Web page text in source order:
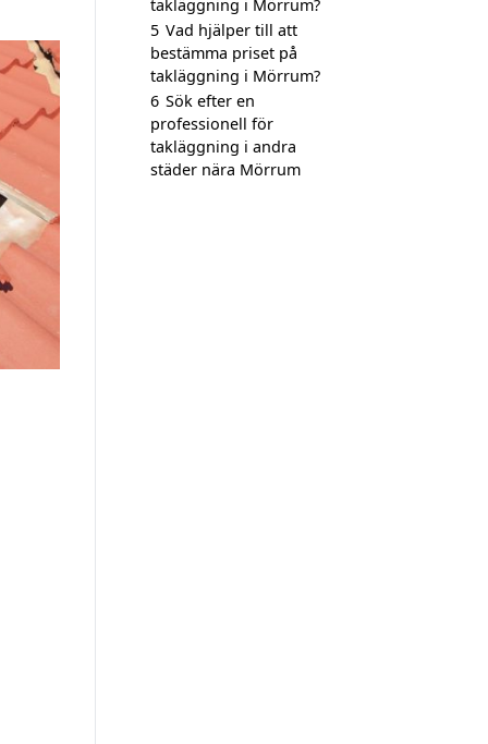
takläggning i Mörrum?
5 Vad hjälper till att
bestämma priset på
takläggning i Mörrum?
6 Sök efter en
professionell för
takläggning i andra
städer nära Mörrum